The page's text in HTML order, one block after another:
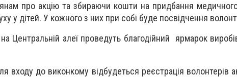
про акцію та збираючи кошти на придбання
у дітей. У кожного з них при собі буде посвідчення
на Центральній алеї проведуть благодійний ярмарок
входу до виконкому відбудеться реєстрація волонтерів